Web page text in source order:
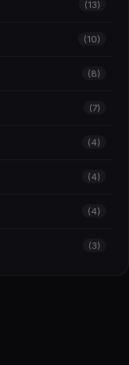
(13)
(10)
(8)
(7)
(4)
(4)
(4)
(3)